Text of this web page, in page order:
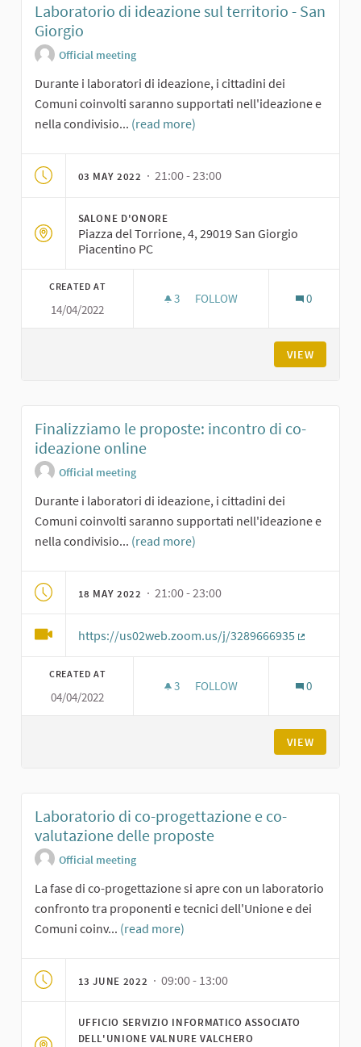
Laboratorio di ideazione sul territorio - San
Giorgio
Official meeting
Durante i laboratori di ideazione, i cittadini dei
Comuni coinvolti saranno supportati nell'ideazione e
nella condivisio... (read more)
03 MAY 2022 · 21:00 - 23:00
SALONE D'ONORE
Piazza del Torrione, 4, 29019 San Giorgio
Piacentino PC
CREATED AT
14/04/2022
3 3 FOLLOWERS
FOLLOW 0
VIEW
Finalizziamo le proposte: incontro di co-
ideazione online
Official meeting
Durante i laboratori di ideazione, i cittadini dei
Comuni coinvolti saranno supportati nell'ideazione e
nella condivisio... (read more)
18 MAY 2022 · 21:00 - 23:00
https://us02web.zoom.us/j/3289666935
CREATED AT
04/04/2022
3 3 FOLLOWERS
FOLLOW 0
VIEW
Laboratorio di co-progettazione e co-
valutazione delle proposte
Official meeting
La fase di co-progettazione si apre con un laboratorio
confronto tra proponenti e tecnici dell'Unione e dei
Comuni coinv... (read more)
13 JUNE 2022 · 09:00 - 13:00
UFFICIO SERVIZIO INFORMATICO ASSOCIATO
DELL'UNIONE VALNURE VALCHERO